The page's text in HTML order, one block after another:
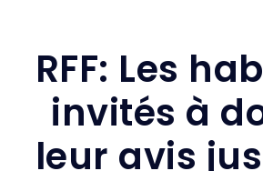
RFF: Les
invités à
leur avis